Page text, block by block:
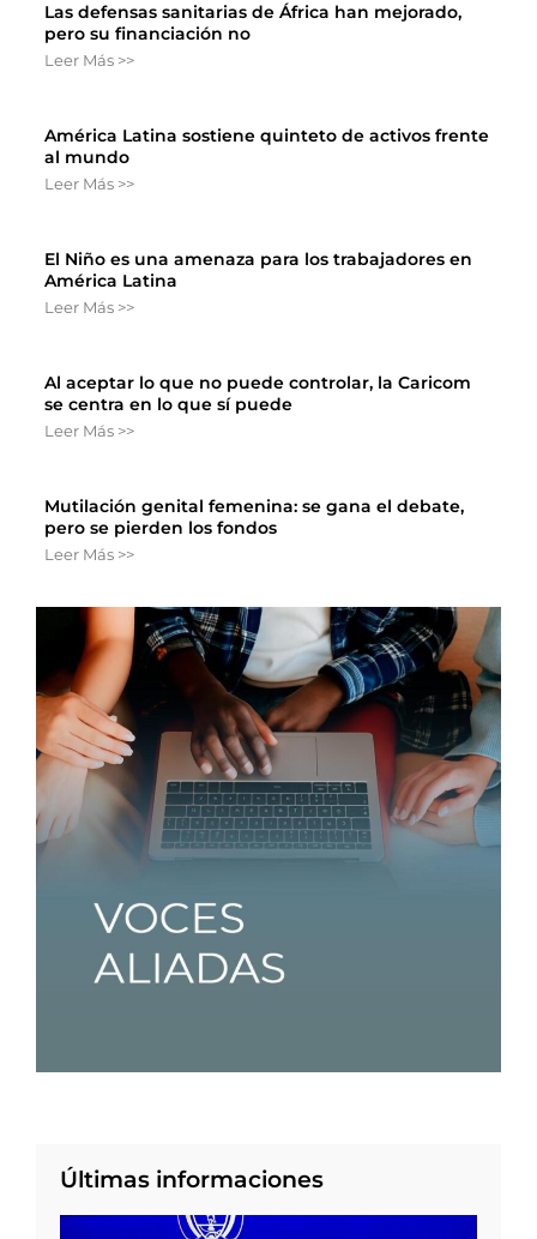
Las defensas sanitarias de África han mejorado,
pero su financiación no
Leer Más >>
América Latina sostiene quinteto de activos frente
al mundo
Leer Más >>
El Niño es una amenaza para los trabajadores en
América Latina
Leer Más >>
Al aceptar lo que no puede controlar, la Caricom
se centra en lo que sí puede
Leer Más >>
Mutilación genital femenina: se gana el debate,
pero se pierden los fondos
Leer Más >>
Últimas informaciones